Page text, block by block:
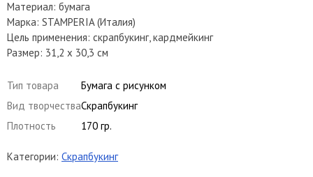
Материал: бумага
Марка: STAMPERIA (Италия)
Цель применения: скрапбукинг, кардмейкинг
Размер: 31,2 х 30,3 см
Тип товара
Бумага с рисунком
Вид творчестваСкрапбукинг
Плотность
170 гр.
Категории: Скрапбукинг